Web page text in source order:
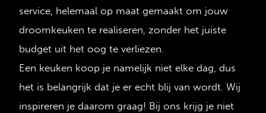
service, helemaal op maat gemaakt om jouw
droomkeuken te realiseren, zonder het juiste
budget uit het oog te verliezen.
Een keuken koop je namelijk niet elke dag, dus
het is belangrijk dat je er echt blij van wordt. Wij
inspireren je daarom graag! Bij ons krijg je niet